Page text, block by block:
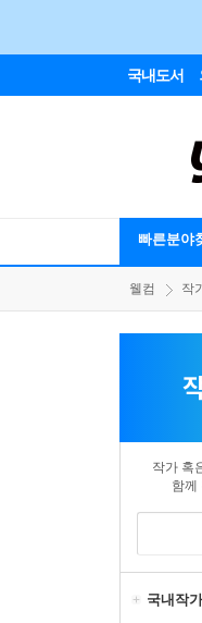
국내도서
빠른분야
웰컴 작
작가 혹
함께
국내작가